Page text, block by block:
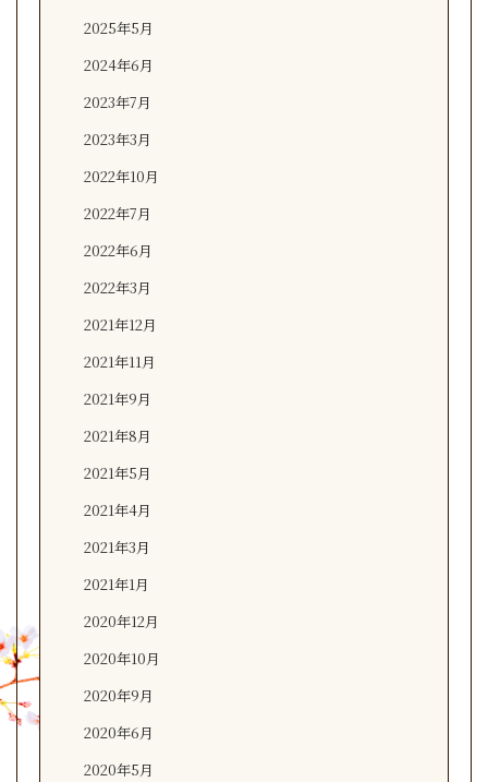
2025年5月
2024年6月
2023年7月
2023年3月
2022年10月
2022年7月
2022年6月
2022年3月
2021年12月
2021年11月
2021年9月
2021年8月
2021年5月
2021年4月
2021年3月
2021年1月
2020年12月
2020年10月
2020年9月
2020年6月
2020年5月